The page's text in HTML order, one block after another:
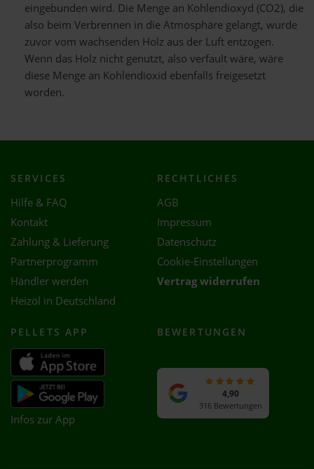
eingebunden wird. Die Menge an Kohlendioxyd (CO2), die
also beim Verbrennen in die Atmosphäre gelangt, wurde
zuvor vom wachsenden Holz aus der Luft entzogen.
Wenn das Holz nicht genutzt, also verfault wäre, wäre
diese Menge an Kohlendioxid ebenfalls freigesetzt
worden.
SERVICES
Hilfe & FAQ
Kontakt
Zahlung & Lieferung
Partnerprogramm
Händler werden
Heizöl in Deutschland
RECHTLICHES
AGB
Impressum
Datenschutz
Cookie-Einstellungen
Vertrag widerrufen
PELLETS APP
Infos zur App
BEWERTUNGEN
4,90
316 Bewertungen